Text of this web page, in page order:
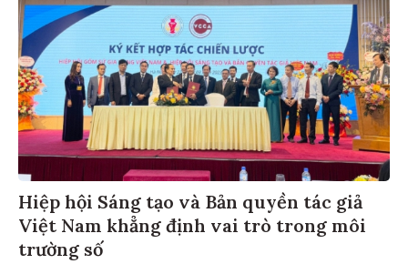
Hiệp hội Sáng tạo và Bản quyền tác giả
Việt Nam khẳng định vai trò trong môi
trường số